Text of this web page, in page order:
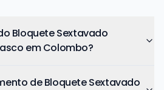
Bloquete Sextavado
em Colombo?
de Bloquete Sextavado